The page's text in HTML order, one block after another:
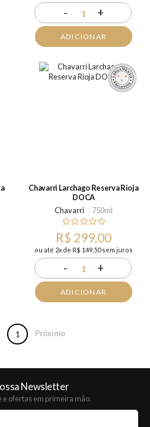
- 1 +
ADICIONAR
Chavarri Larchago Reserva Rioja
DOCA
Chavarri
750ml
R$ 299,00
ou até 2x de R$ 149,50 sem juros
- 1 +
ADICIONAR
1 Próximo
Newsletter
e ofertas em primeira mão.